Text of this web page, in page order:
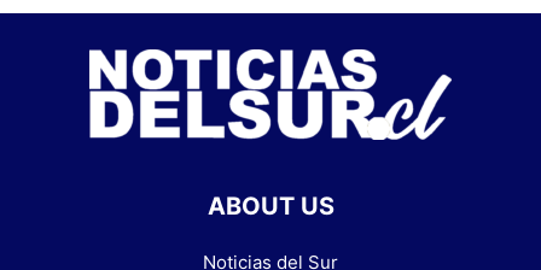
ABOUT US
Noticias del Sur